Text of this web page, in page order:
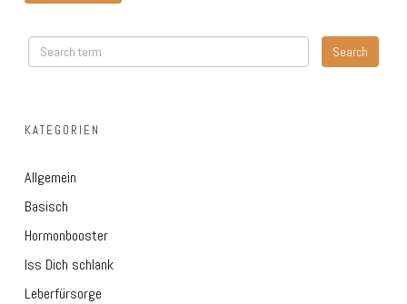
KATEGORIEN
Allgemein
Basisch
Hormonbooster
Iss Dich schlank
Leberfürsorge